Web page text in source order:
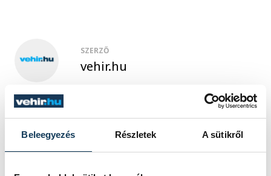
Beleegyezés Részletek A sütikről
SZERZŐ
vehir.hu